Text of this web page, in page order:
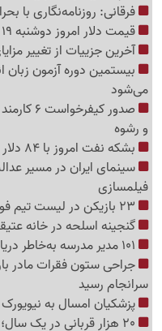
فرقانی: روزنامه‌نگاری با
قیمت دلار امروز دوشنبه 19 مرداد 1405 / دلار عقب نشست
آخرین جزییات از تغییر
بیستمین دوره آزمون
می‌شود
صدور
و رشوه
بشکه نفت امروز با 84 دلار رکورد زد
فیلمسازی
گنجینه اسلحه در خانه
جراحی ستون فقرات مادر
سرانجام رسید
پزشکیان امسال به